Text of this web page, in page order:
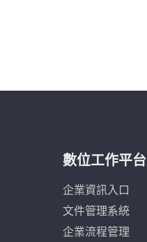
數位工作平台
企業資訊入口
文件管理系統
企業流程管理